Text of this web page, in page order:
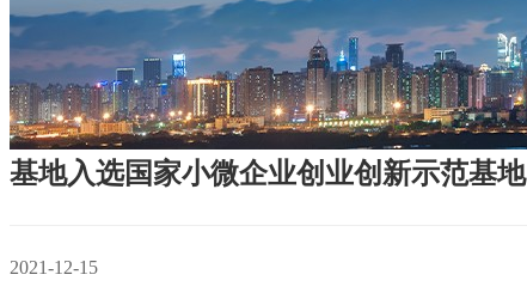
基地入选国家小微企业创业创新示范基地
2021-12-15